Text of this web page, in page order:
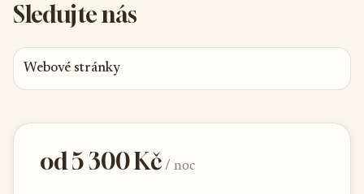
Sledujte nás
Webové stránky
od 5 300 Kč/ noc